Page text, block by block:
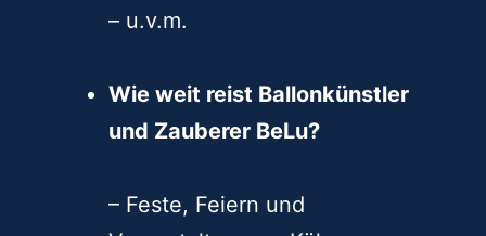
– u.v.m.
Wie weit reist Ballonkünstler
und Zauberer BeLu?
– Feste, Feiern und